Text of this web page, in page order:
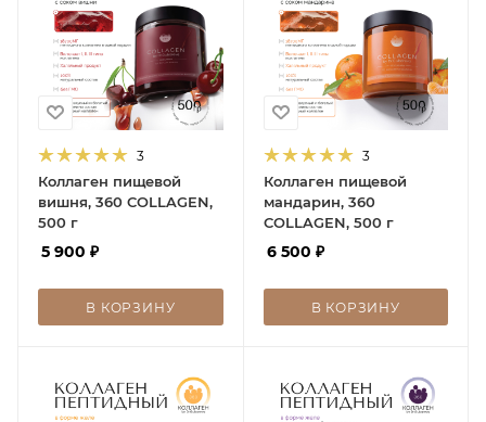
3
Коллаген пищевой
вишня, 360 COLLAGEN,
500 г
5 900 ₽
В КОРЗИНУ
3
Коллаген пищевой
мандарин, 360
COLLAGEN, 500 г
6 500 ₽
В КОРЗИНУ